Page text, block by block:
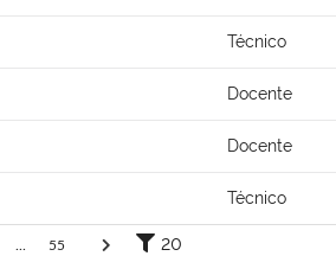
Técnico
Docente
Docente
Técnico
55 20